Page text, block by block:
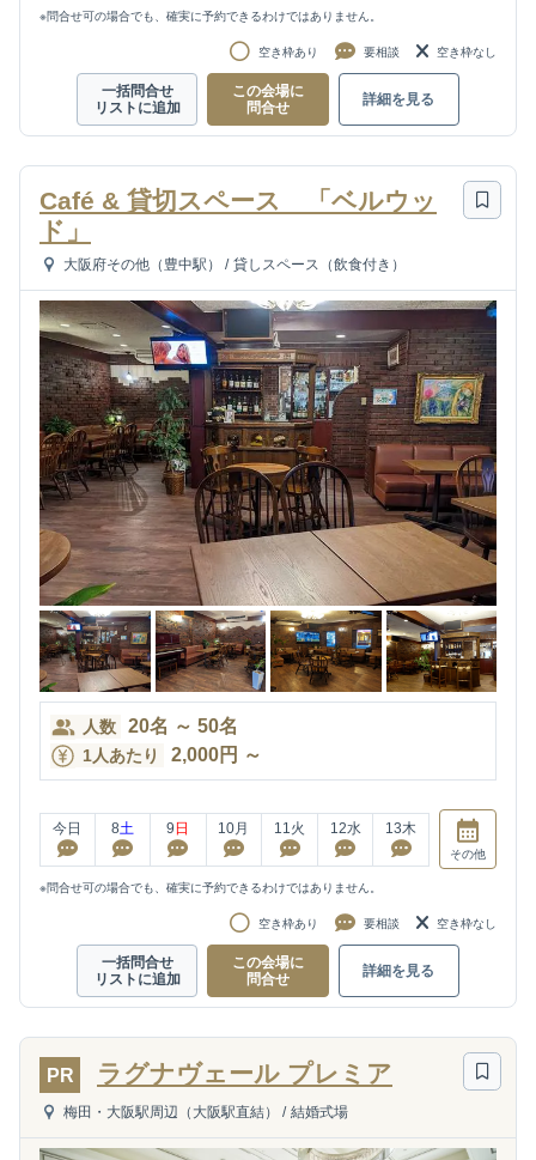
※問合せ可の場合でも、確実に予約できるわけではありません。
空き枠あり 要相談 空き枠なし
一括問合せ
リストに追加
この会場に
問合せ
詳細を見る
Café & 貸切スペース 「ベルウッ
ド」
大阪府その他（豊中駅） / 貸しスペース（飲食付き）
人数 20名 ～ 50名
1人あたり 2,000円 ～
今日 8土 9 日 10月 11火 12水 13木
その他
※問合せ可の場合でも、確実に予約できるわけではありません。
空き枠あり 要相談 空き枠なし
一括問合せ
リストに追加
この会場に
問合せ
詳細を見る
PR ラグナヴェール プレミア
梅田・大阪駅周辺（大阪駅直結） / 結婚式場